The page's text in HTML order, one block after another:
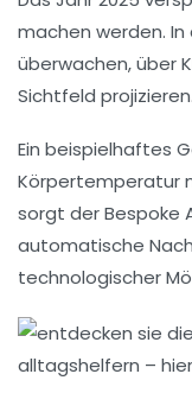
machen werden.
überwachen, über
Sichtfeld
Ein beispielhaftes
Körpertemperatur
sorgt derBespoke
automatische
technologischer